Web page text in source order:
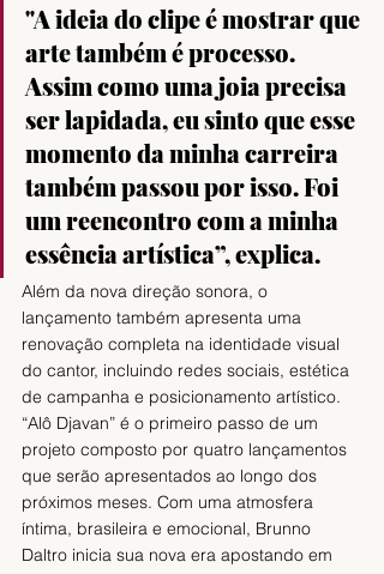
"A ideia do clipe é mostrar que
arte também é processo.
Assim como uma joia precisa
ser lapidada, eu sinto que esse
momento da minha carreira
também passou por isso. Foi
um reencontro com a minha
essência artística”, explica.
Além da nova direção sonora, o
lançamento também apresenta uma
renovação completa na identidade visual
do cantor, incluindo redes sociais, estética
de campanha e posicionamento artístico.
“Alô Djavan” é o primeiro passo de um
projeto composto por quatro lançamentos
que serão apresentados ao longo dos
próximos meses. Com uma atmosfera
íntima, brasileira e emocional, Brunno
Daltro inicia sua nova era apostando em